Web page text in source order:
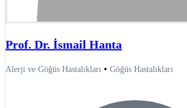
Prof. Dr. İsmail Hanta
Alerji ve Göğüs Hastalıkları • Göğüs Hastalıkları